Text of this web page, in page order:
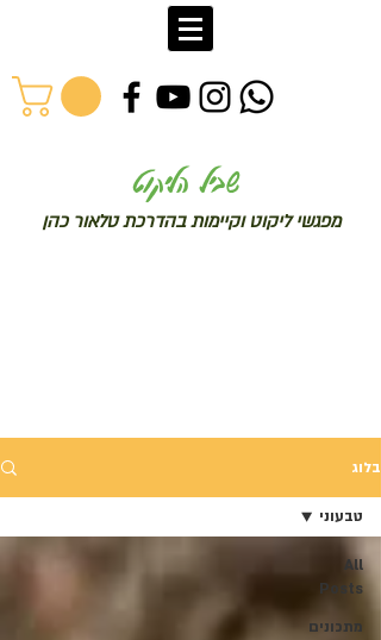
שביל הליקוט
מפגשי ליקוט וקיימות בהדרכת טלאור כהן
בלוג
All
Posts
מתכונים
טבעוני